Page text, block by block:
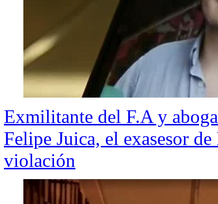
Exmilitante del F.A y
Felipe Juica, el exasesor
violación